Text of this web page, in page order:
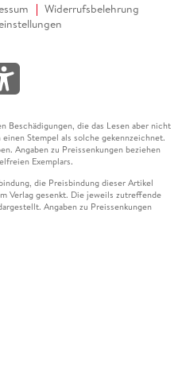
Widerrufsbelehrung
Beschädigungen, die das Lesen aber nicht
Stempel als solche gekennzeichnet.
Angaben zu Preissenkungen beziehen
Exemplars.
die Preisbindung dieser Artikel
Verlag gesenkt. Die jeweils zutreffende
Angaben zu Preissenkungen